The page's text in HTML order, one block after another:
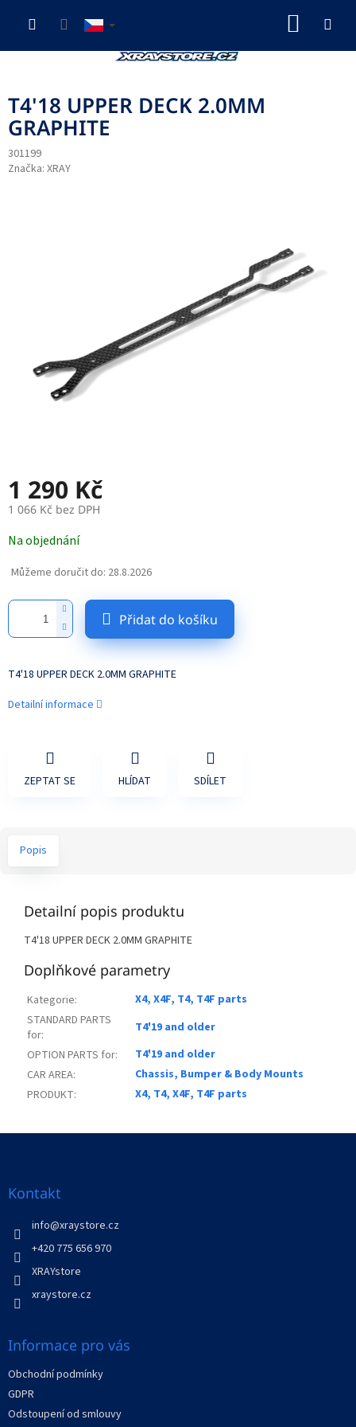
T4'18 UPPER DECK 2.0MM
GRAPHITE
301199
Značka: XRAY
1 290 Kč
1 066 Kč bez DPH
cena:
Na objednání
Můžeme doručit do: 28.8.2026
Přidat do košíku
T4'18 UPPER DECK 2.0MM GRAPHITE
Detailní informace
ZEPTAT SE HLÍDAT SDÍLET
Popis
Detailní popis produktu
T4'18 UPPER DECK 2.0MM GRAPHITE
Doplňkové parametry
Kategorie:
X4, X4F, T4, T4F parts
STANDARD PARTS
for:
T4'19 and older
OPTION PARTS for:
T4'19 and older
CAR AREA:
Chassis, Bumper & Body Mounts
PRODUKT: X4, T4, X4F, T4F parts
Kontakt
info@xraystore.cz
+420 775 656 970
XRAYstore
xraystore.cz
Informace pro vás
Obchodní podmínky
GDPR
Odstoupení od smlouvy